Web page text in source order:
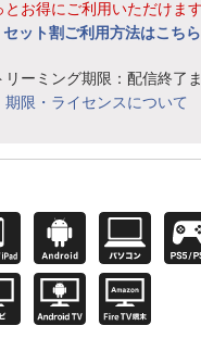
とお得にご利用いただけます
セット割ご利用方法はこちら
リーミング期限：配信終了
期限・ライセンスについて